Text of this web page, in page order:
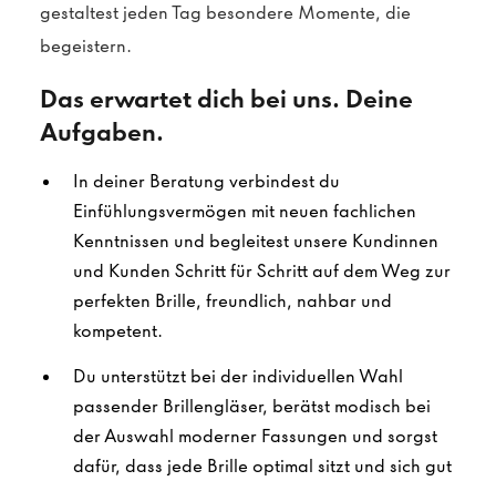
gestaltest jeden Tag besondere Momente, die
begeistern.
Das erwartet dich bei uns. Deine
Aufgaben.
In deiner Beratung verbindest du
Einfühlungsvermögen mit neuen fachlichen
Kenntnissen und begleitest unsere Kundinnen
und Kunden Schritt für Schritt auf dem Weg zur
perfekten Brille, freundlich, nahbar und
kompetent.
Du unterstützt bei der individuellen Wahl
passender Brillengläser, berätst modisch bei
der Auswahl moderner Fassungen und sorgst
dafür, dass jede Brille optimal sitzt und sich gut